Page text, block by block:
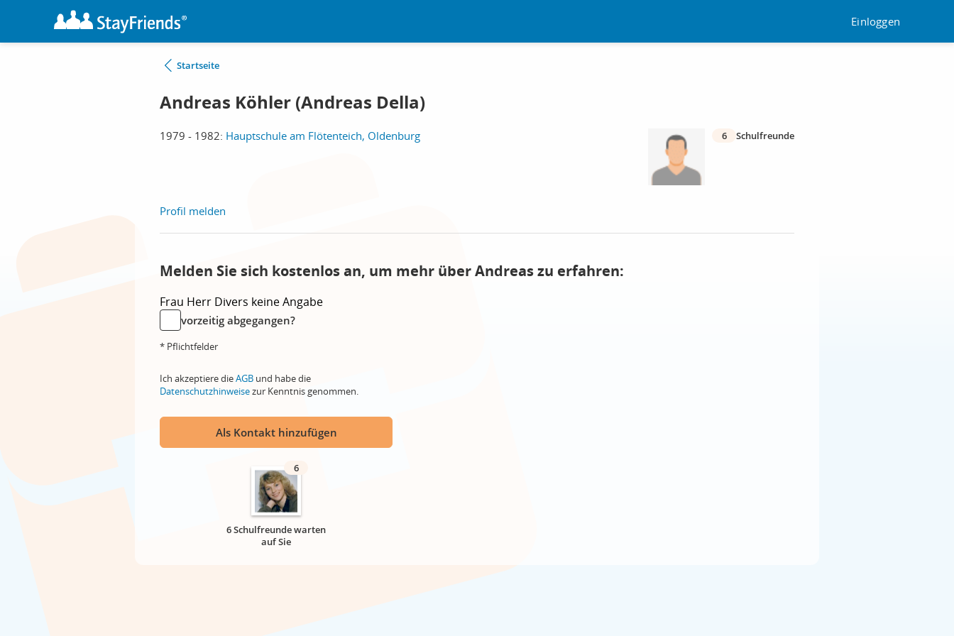
Einloggen
Startseite
Andreas Köhler (Andreas Della)
1979 - 1982: Hauptschule am Flötenteich, Oldenburg 6 Schulfreunde
Profil melden
Melden Sie sich kostenlos an, um mehr über Andreas zu erfahren:
Frau Herr Divers keine Angabe
vorzeitig abgegangen?
* Pflichtfelder
Ich akzeptiere dieAGB und habe die
Datenschutzhinweisezur Kenntnis genommen.
Als Kontakt hinzufügen
6
6 Schulfreunde warten
auf Sie